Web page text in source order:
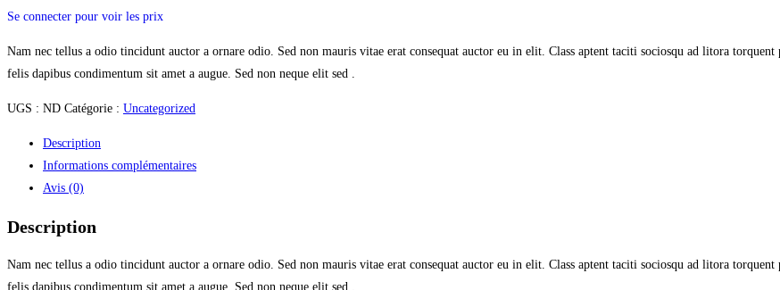
Se connecter pour voir les prix
Nam nec tellus a odio tincidunt auctor a ornare odio. Sed non mauris vitae erat consequat auctor eu in elit. Class aptent taciti sociosqu ad litora
felis dapibus condimentum sit amet a augue. Sed non neque elit sed .
UGS : ND Catégorie : Uncategorized
Description
Informations complémentaires
Avis (0)
Description
Nam nec tellus a odio tincidunt auctor a ornare odio. Sed non mauris vitae erat consequat auctor eu in elit. Class aptent taciti sociosqu ad litora
felis dapibus condimentum sit amet a augue. Sed non neque elit sed .